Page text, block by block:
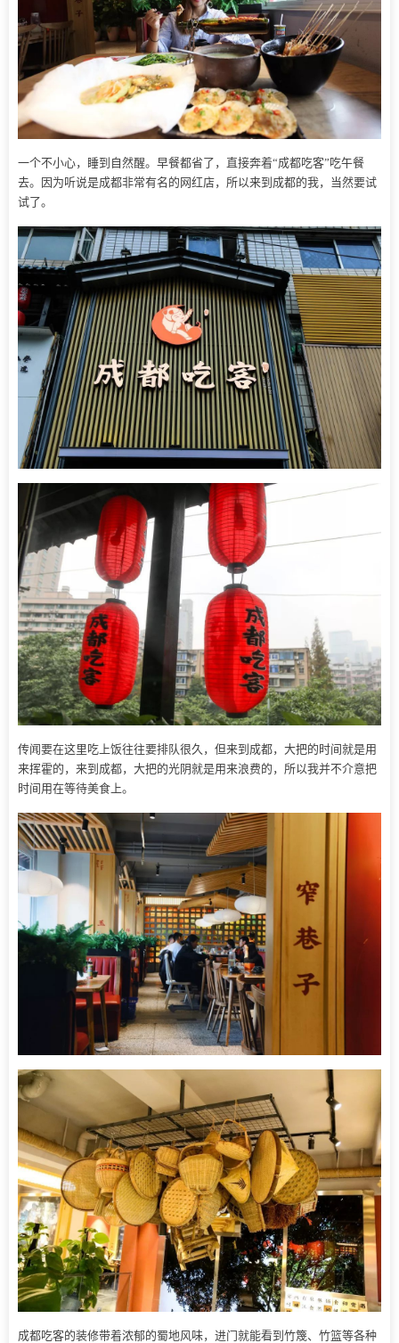
一个不小心，睡到自然醒。早餐都省了，直接奔着“成都吃客”吃午餐
去。因为听说是成都非常有名的网红店，所以来到成都的我，当然要试
试了。
传闻要在这里吃上饭往往要排队很久，但来到成都，大把的时间就是用
来挥霍的，来到成都，大把的光阴就是用来浪费的，所以我并不介意把
时间用在等待美食上。
成都吃客的装修带着浓郁的蜀地风味，进门就能看到竹篾、竹篮等各种